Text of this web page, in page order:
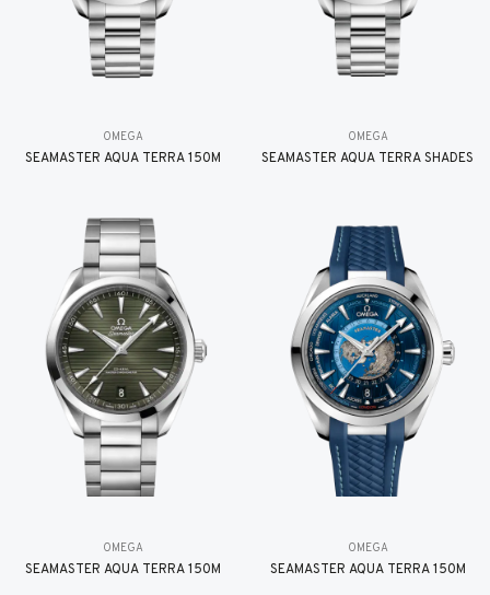
OMEGA
SEAMASTER AQUA TERRA 150M
OMEGA
SEAMASTER AQUA TERRA SHADES
OMEGA
SEAMASTER AQUA TERRA 150M
OMEGA
SEAMASTER AQUA TERRA 150M